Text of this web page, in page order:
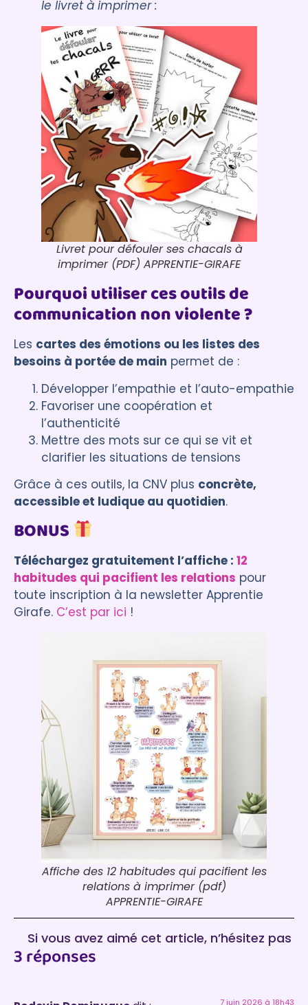
le livret à imprimer :
Livret pour défouler ses chacals à
imprimer (PDF) APPRENTIE-GIRAFE
Pourquoi utiliser ces outils de
communication non violente ?
Les cartes des émotions ou les listes des
besoins à portée de main permet de :
Développer l’empathie et l’auto-empathie
Favoriser une coopération et
l’authenticité
Mettre des mots sur ce qui se vit et
clarifier les situations de tensions
Grâce à ces outils, la CNV plus concrète,
accessible et ludique au quotidien.
BONUS
Téléchargez gratuitement l’affiche : 12
habitudes qui pacifient les relations pour
toute inscription à la newsletter Apprentie
Girafe. C’est par ici !
Affiche des 12 habitudes qui pacifient les
relations à imprimer (pdf)
APPRENTIE-GIRAFE
Si vous avez aimé cet article, n’hésitez pas
à laisser un commentaire :)
3 réponses
7 juin 2026 à 18h43